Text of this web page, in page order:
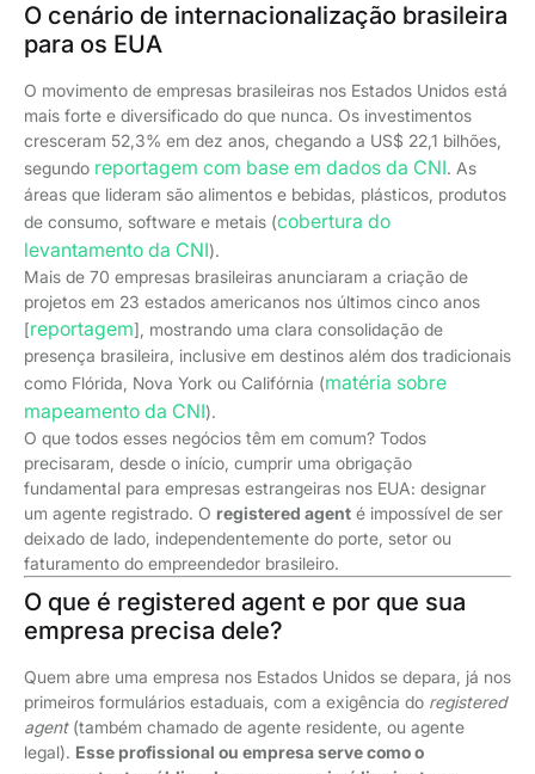
O cenário de internacionalização brasileira
para os EUA
O movimento de empresas brasileiras nos Estados Unidos está
mais forte e diversificado do que nunca. Os investimentos
cresceram 52,3% em dez anos, chegando a US$ 22,1 bilhões,
segundo reportagem com base em dados da CNI. As
áreas que lideram são alimentos e bebidas, plásticos, produtos
de consumo, software e metais (cobertura do
levantamento da CNI).
Mais de 70 empresas brasileiras anunciaram a criação de
projetos em 23 estados americanos nos últimos cinco anos
[reportagem], mostrando uma clara consolidação de
presença brasileira, inclusive em destinos além dos tradicionais
como Flórida, Nova York ou Califórnia (matéria sobre
mapeamento da CNI).
O que todos esses negócios têm em comum? Todos
precisaram, desde o início, cumprir uma obrigação
fundamental para empresas estrangeiras nos EUA: designar
um agente registrado. O registered agent é impossível de ser
deixado de lado, independentemente do porte, setor ou
faturamento do empreendedor brasileiro.
O que é registered agent e por que sua
empresa precisa dele?
Quem abre uma empresa nos Estados Unidos se depara, já nos
primeiros formulários estaduais, com a exigência do registered
agent(também chamado de agente residente, ou agente
legal). Esse profissional ou empresa serve como o